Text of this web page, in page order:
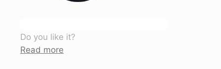
Do you like it?
Read more